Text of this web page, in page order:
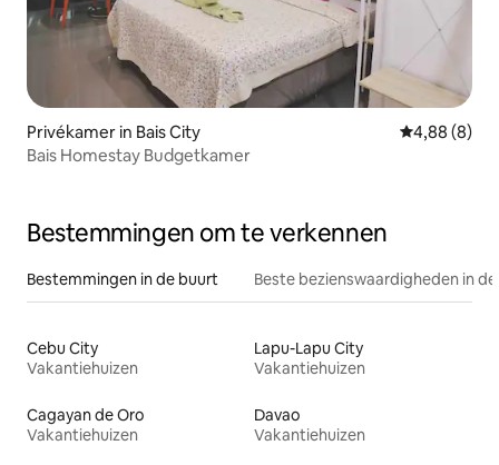
Privékamer in Bais City Gemiddelde
4,88 (8)
Bais Homestay Budgetkamer
Bestemmingen om te verkennen
Bestemmingen in de buurt Beste bezienswaardigheden in
Cebu City
Vakantiehuizen
Lapu-Lapu City
Vakantiehuizen
Cagayan de Oro
Vakantiehuizen
Davao
Vakantiehuizen